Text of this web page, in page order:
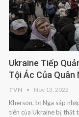
Ukraine Tiếp
Tội Ác Của Quân
TVN Nov 13, 2022
Kherson, bị Nga sáp
tiên của Ukraine bị thất